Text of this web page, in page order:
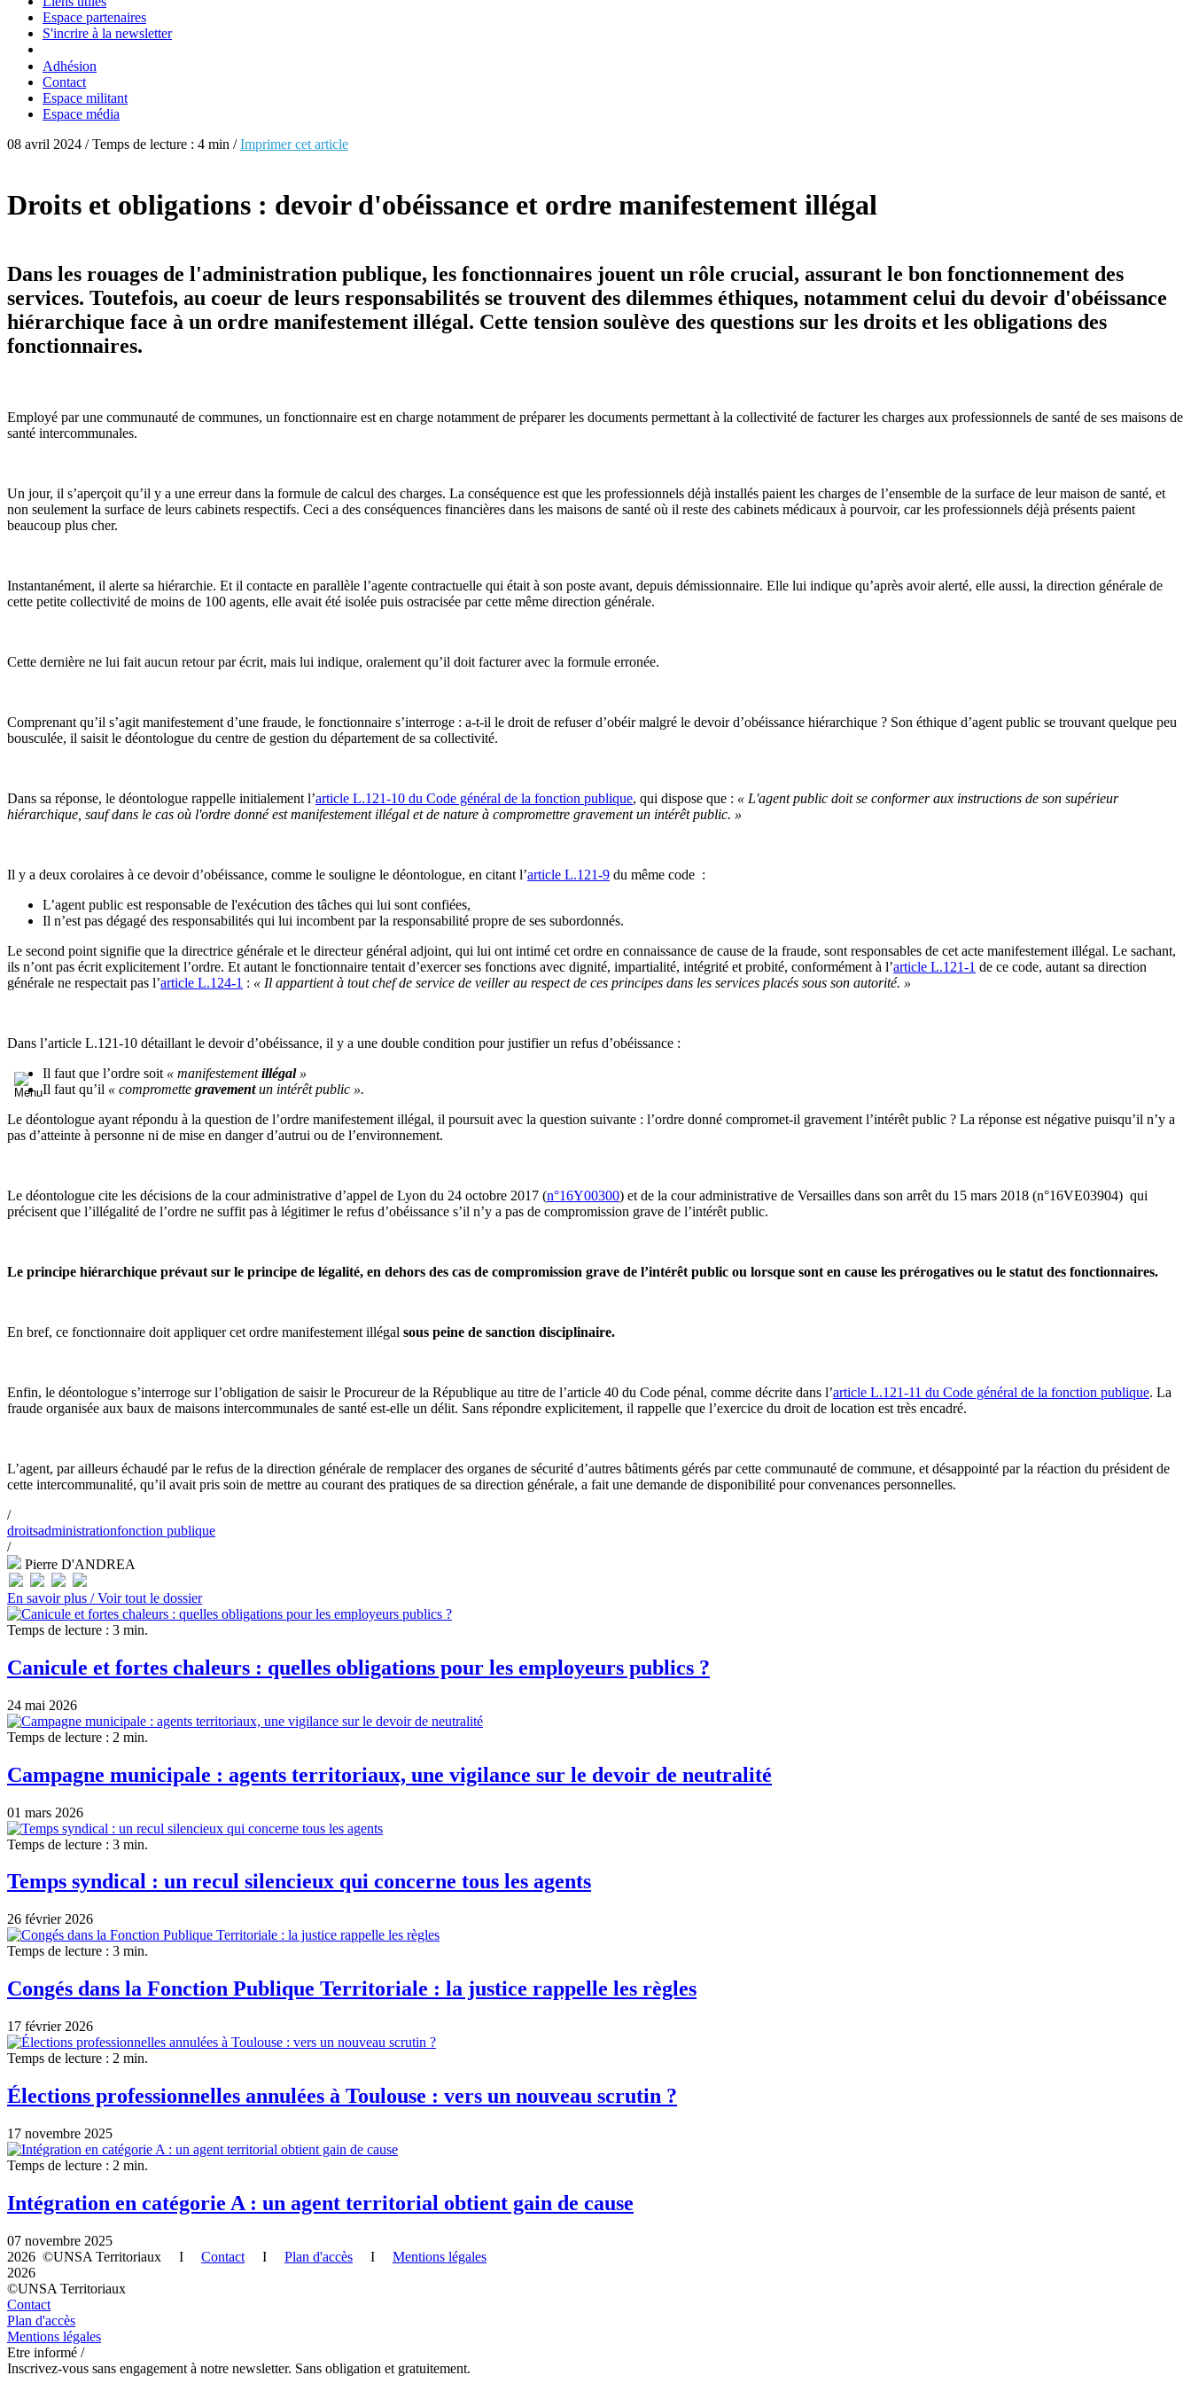
Espace partenaires
S'incrire à la newsletter
Adhésion
Contact
Espace militant
Espace média
08 avril 2024 / Temps de lecture : 4 min /Imprimer cet article
Droits et obligations : devoir d'obéissance et ordre manifestement illégal
Dans les rouages de l'administration publique, les fonctionnaires jouent un rôle crucial, assurant le bon fonctionnement des
services. Toutefois, au coeur de leurs responsabilités se trouvent des dilemmes éthiques, notamment celui du devoir d'obéissance
hiérarchique face à un ordre manifestement illégal. Cette tension soulève des questions sur les droits et les obligations des
fonctionnaires.
Employé par une communauté de communes, un fonctionnaire est en charge notamment de préparer les documents permettant à la collectivité de facturer les charges aux professionnels de santé de ses maisons de
santé intercommunales.
Un jour, il s’aperçoit qu’il y a une erreur dans la formule de calcul des charges. La conséquence est que les professionnels déjà installés paient les charges de l’ensemble de la surface de leur maison de santé, et
non seulement la surface de leurs cabinets respectifs. Ceci a des conséquences financières dans les maisons de santé où il reste des cabinets médicaux à pourvoir, car les professionnels déjà présents paient
beaucoup plus cher.
Instantanément, il alerte sa hiérarchie. Et il contacte en parallèle l’agente contractuelle qui était à son poste avant, depuis démissionnaire. Elle lui indique qu’après avoir alerté, elle aussi, la direction générale de
cette petite collectivité de moins de 100 agents, elle avait été isolée puis ostracisée par cette même direction générale.
Cette dernière ne lui fait aucun retour par écrit, mais lui indique, oralement qu’il doit facturer avec la formule erronée.
Comprenant qu’il s’agit manifestement d’une fraude, le fonctionnaire s’interroge : a-t-il le droit de refuser d’obéir malgré le devoir d’obéissance hiérarchique ? Son éthique d’agent public se trouvant quelque peu
bousculée, il saisit le déontologue du centre de gestion du département de sa collectivité.
Dans sa réponse, le déontologue rappelle initialement l’article L.121-10 du Code général de la fonction publique, qui dispose que : « L'agent public doit se conformer aux instructions de son supérieur
hiérarchique, sauf dans le cas où l'ordre donné est manifestement illégal et de nature à compromettre gravement un intérêt public. »
Il y a deux corolaires à ce devoir d’obéissance, comme le souligne le déontologue, en citant l’article L.121-9 du même code :
L’agent public est responsable de l'exécution des tâches qui lui sont confiées,
Il n’est pas dégagé des responsabilités qui lui incombent par la responsabilité propre de ses subordonnés.
Le second point signifie que la directrice générale et le directeur général adjoint, qui lui ont intimé cet ordre en connaissance de cause de la fraude, sont responsables de cet acte manifestement illégal. Le sachant,
ils n’ont pas écrit explicitement l’ordre. Et autant le fonctionnaire tentait d’exercer ses fonctions avec dignité, impartialité, intégrité et probité, conformément à l’article L.121-1 de ce code, autant sa direction
générale ne respectait pas l’article L.124-1 : « Il appartient à tout chef de service de veiller au respect de ces principes dans les services placés sous son autorité. »
Dans l’article L.121-10 détaillant le devoir d’obéissance, il y a une double condition pour justifier un refus d’obéissance :
Il faut que l’ordre soit « manifestementillégal»
Il faut qu’il « compromette gravementun intérêt public ».
Le déontologue ayant répondu à la question de l’ordre manifestement illégal, il poursuit avec la question suivante : l’ordre donné compromet-il gravement l’intérêt public ? La réponse est négative puisqu’il n’y a
pas d’atteinte à personne ni de mise en danger d’autrui ou de l’environnement.
Le déontologue cite les décisions de la cour administrative d’appel de Lyon du 24 octobre 2017 (n°16Y00300) et de la cour administrative de Versailles dans son arrêt du 15 mars 2018 (n°16VE03904) qui
précisent que l’illégalité de l’ordre ne suffit pas à légitimer le refus d’obéissance s’il n’y a pas de compromission grave de l’intérêt public.
Le principe hiérarchique prévaut sur le principe de légalité, en dehors des cas de compromission grave de l’intérêt public ou lorsque sont en cause les prérogatives ou le statut des fonctionnaires.
En bref, ce fonctionnaire doit appliquer cet ordre manifestement illégal sous peine de sanction disciplinaire.
Enfin, le déontologue s’interroge sur l’obligation de saisir le Procureur de la République au titre de l’article 40 du Code pénal, comme décrite dans l’article L.121-11 du Code général de la fonction publique. La
fraude organisée aux baux de maisons intercommunales de santé est-elle un délit. Sans répondre explicitement, il rappelle que l’exercice du droit de location est très encadré.
L’agent, par ailleurs échaudé par le refus de la direction générale de remplacer des organes de sécurité d’autres bâtiments gérés par cette communauté de commune, et désappointé par la réaction du président de
cette intercommunalité, qu’il avait pris soin de mettre au courant des pratiques de sa direction générale, a fait une demande de disponibilité pour convenances personnelles.
/
droitsadministrationfonction publique
/
Pierre D'ANDREA
En savoir plus /Voir tout le dossier
Temps de lecture : 3 min.
Canicule et fortes chaleurs : quelles obligations pour les employeurs publics ?
24 mai 2026
Temps de lecture : 2 min.
Campagne municipale : agents territoriaux, une vigilance sur le devoir de neutralité
01 mars 2026
Temps de lecture : 3 min.
Temps syndical : un recul silencieux qui concerne tous les agents
26 février 2026
Temps de lecture : 3 min.
Congés dans la Fonction Publique Territoriale : la justice rappelle les règles
17 février 2026
Temps de lecture : 2 min.
Élections professionnelles annulées à Toulouse : vers un nouveau scrutin ?
17 novembre 2025
Temps de lecture : 2 min.
Intégration en catégorie A : un agent territorial obtient gain de cause
07 novembre 2025
2026 ©UNSA Territoriaux I Contact I Plan d'accès I Mentions légales
2026
©UNSA Territoriaux
Contact
Plan d'accès
Mentions légales
Etre informé /
Inscrivez-vous sans engagement à notre newsletter. Sans obligation et gratuitement.